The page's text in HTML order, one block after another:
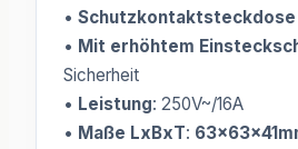
• Schutzkontaktsteckdose
• Mit erhöhtem
Sicherheit
• Leistung: 250V~/16A
• Maße LxBxT: